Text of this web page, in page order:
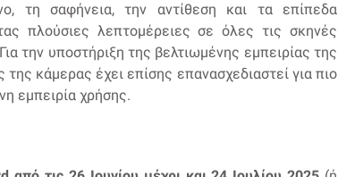
τη σαφήνεια, την αντίθεση και τα επίπεδα
πλούσιες λεπτομέρειες σε όλες τις σκηνές
την υποστήριξη της βελτιωμένης εμπειρίας της
κάμερας έχει επίσης επανασχεδιαστεί για πιο
εμπειρία χρήσης.